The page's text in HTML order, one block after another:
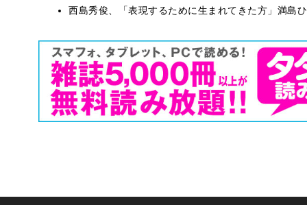
西島秀俊、「表現するために生まれてきた方」満島